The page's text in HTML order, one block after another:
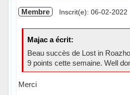
Membre Inscrit(e): 06-02-2022
Majac a écrit:
Beau succès de Lost in
9 points cette semaine. Well
Merci